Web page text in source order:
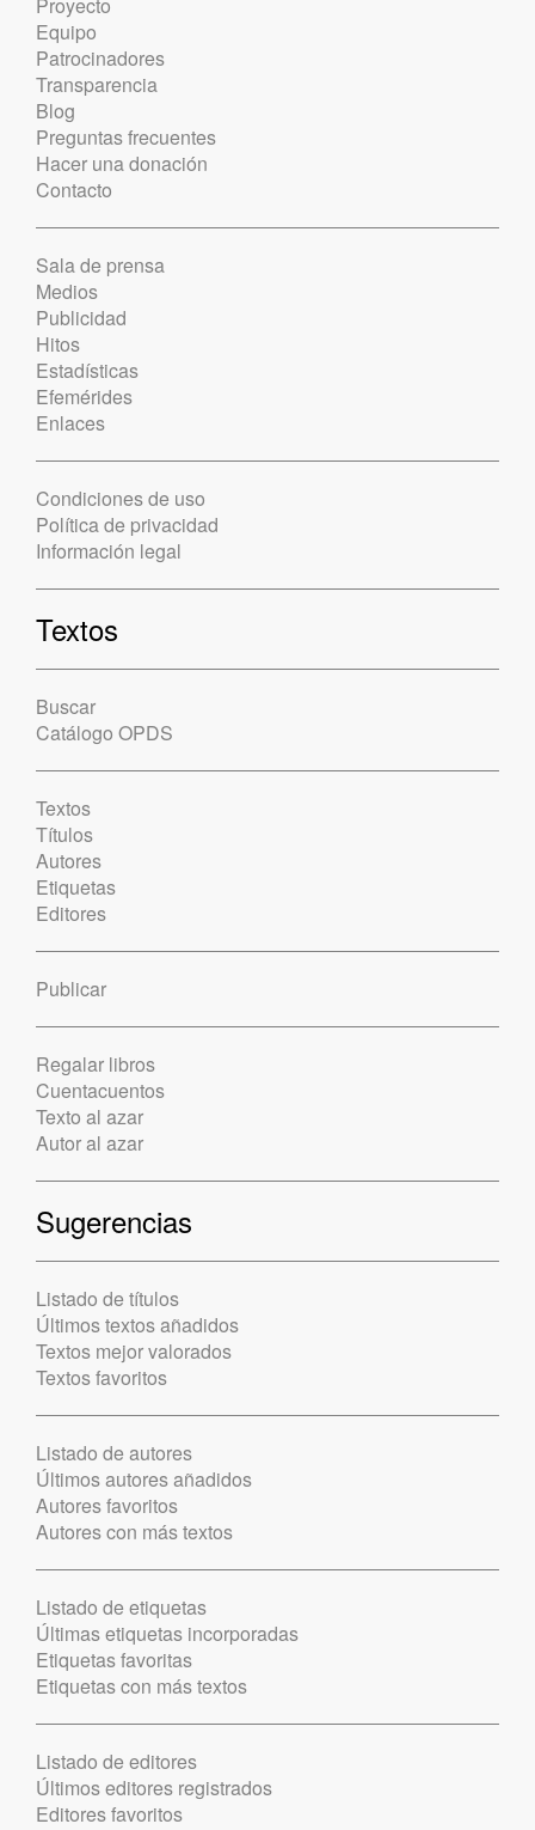
Equipo
Patrocinadores
Transparencia
Blog
Preguntas frecuentes
Hacer una donación
Contacto
Sala de prensa
Medios
Publicidad
Hitos
Estadísticas
Efemérides
Enlaces
Condiciones de uso
Política de privacidad
Información legal
Textos
Buscar
Catálogo OPDS
Textos
Títulos
Autores
Etiquetas
Editores
Publicar
Regalar libros
Cuentacuentos
Texto al azar
Autor al azar
Sugerencias
Listado de títulos
Últimos textos añadidos
Textos mejor valorados
Textos favoritos
Listado de autores
Últimos autores añadidos
Autores favoritos
Autores con más textos
Listado de etiquetas
Últimas etiquetas incorporadas
Etiquetas favoritas
Etiquetas con más textos
Listado de editores
Últimos editores registrados
Editores favoritos